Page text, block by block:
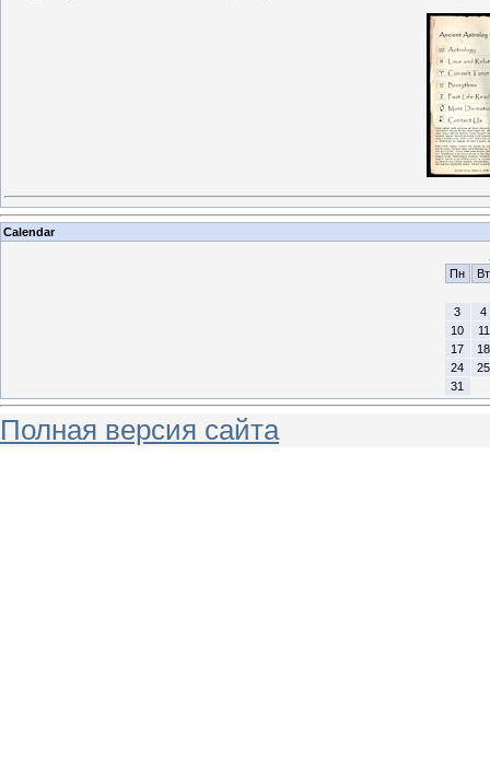
Calendar
Пн
Вт
3
4
10
11
17
18
24
25
31
Полная версия сайта